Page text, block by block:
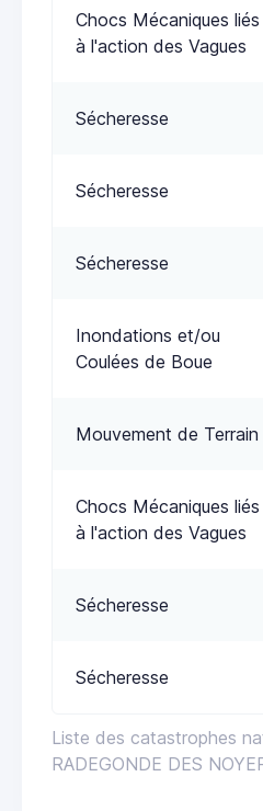
Liste des catastrophes
RADEGONDE DES
Chocs Mécaniques liés
à l'action des Vagues
Sécheresse
Sécheresse
Sécheresse
Inondations et/ou
Coulées de Boue
Mouvement de Terrain
Chocs Mécaniques liés
à l'action des Vagues
Sécheresse
Sécheresse